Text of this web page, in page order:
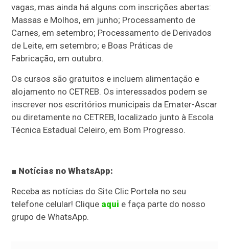
vagas, mas ainda há alguns com inscrições abertas:
Massas e Molhos, em junho; Processamento de
Carnes, em setembro; Processamento de Derivados
de Leite, em setembro; e Boas Práticas de
Fabricação, em outubro.
Os cursos são gratuitos e incluem alimentação e
alojamento no CETREB. Os interessados podem se
inscrever nos escritórios municipais da Emater-Ascar
ou diretamente no CETREB, localizado junto à Escola
Técnica Estadual Celeiro, em Bom Progresso.
■ Notícias no WhatsApp:
Receba as notícias do Site Clic Portela no seu
telefone celular! Clique aqui e faça parte do nosso
grupo de WhatsApp.